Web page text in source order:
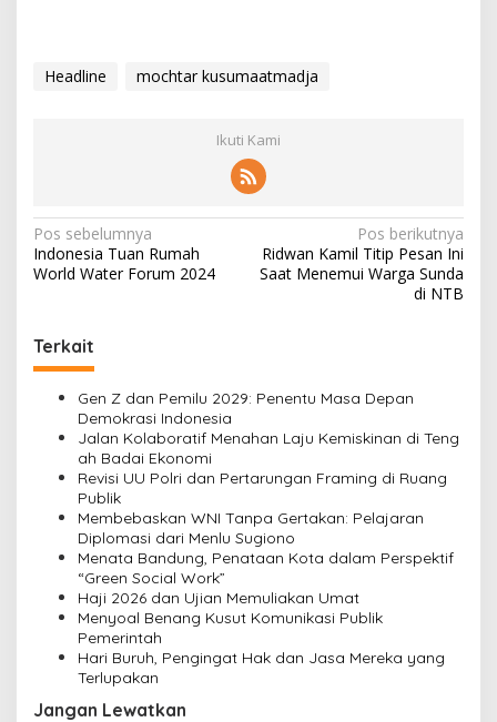
Headline mochtar kusumaatmadja
Ikuti Kami
N
a
i
g
Pos sebelumnya
Indonesia Tuan Rumah
World Water Forum 2024
Pos berikutnya
Ridwan Kamil Titip Pesan Ini
Saat Menemui Warga Sunda
di NTB
Terkait
Gen Z dan Pemilu 2029: Penentu Masa Depan
Demokrasi Indonesia
Jalan Kolaboratif Menahan Laju Kemiskinan di Teng
ah Badai Ekonomi
Revisi UU Polri dan Pertarungan Framing di Ruang
Publik
Membebaskan WNI Tanpa Gertakan: Pelajaran
Diplomasi dari Menlu Sugiono
Menata Bandung, Penataan Kota dalam Perspektif
“Green Social Work”
Haji 2026 dan Ujian Memuliakan Umat
Menyoal Benang Kusut Komunikasi Publik
Pemerintah
Hari Buruh, Pengingat Hak dan Jasa Mereka yang
Terlupakan
Jangan Lewatkan